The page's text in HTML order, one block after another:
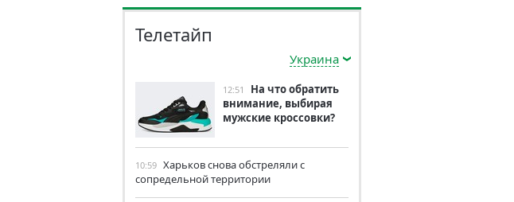
Телетайп
Украина
12:51
На что обратить
внимание, выбирая
мужские кроссовки?
10:59 Харьков снова обстреляли с
сопредельной территории